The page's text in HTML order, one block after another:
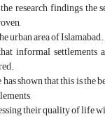
research findings the
urban area of Islamabad.
informal settlements
shown that this is the
their quality of life